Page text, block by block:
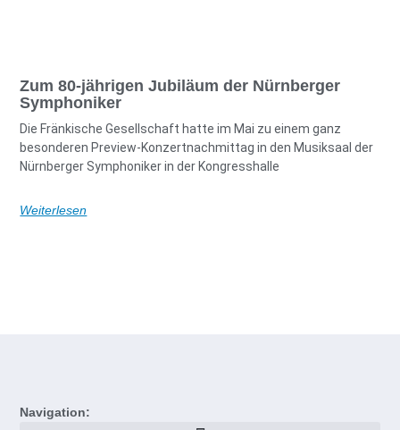
Zum 80-jährigen Jubiläum der Nürnberger
Symphoniker
Die Fränkische Gesellschaft hatte im Mai zu einem ganz
besonderen Preview-Konzertnachmittag in den Musiksaal der
Nürnberger Symphoniker in der Kongresshalle
Weiterlesen
Navigation: